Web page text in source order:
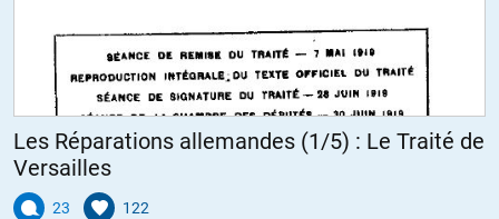
Les Réparations allemandes (1/5) : Le Traité de
Versailles
23 122